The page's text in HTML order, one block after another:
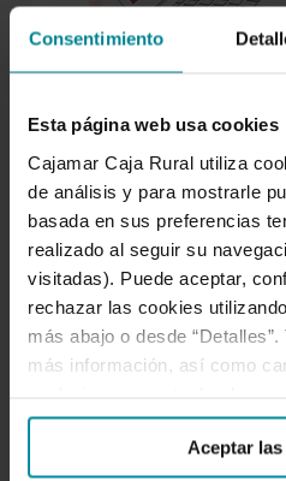
Consentimiento
Esta página web usa cookies
Cajamar Caja Rural utiliza
de análisis y para mostrarle
basada en sus preferencias
realizado al seguir su
visitadas). Puede aceptar,
rechazar las cookies
más abajo o desde
más información, así como
Aceptar
Para nosotros es tan
entenderte,
creamos espacios de
conocimiento se
ADN
SÍGUENOS
Instagram
LinkedIn